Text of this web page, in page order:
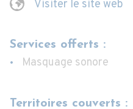
Visiter le site web
Services offerts :
Masquage sonore
Territoires couverts :